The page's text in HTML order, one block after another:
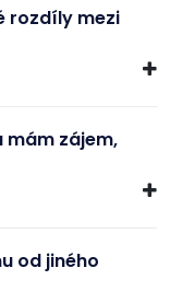
rozdíly mezi
mám zájem,
od jiného